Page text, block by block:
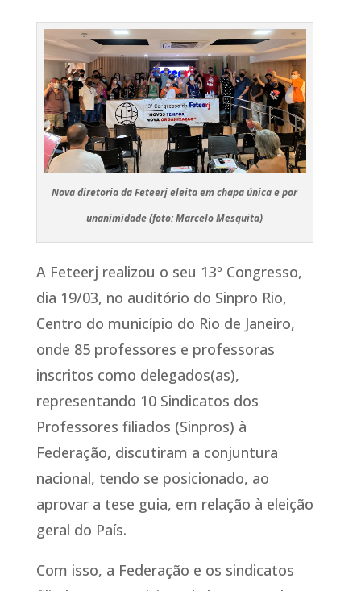
Nova diretoria da Feteerj eleita em chapa única e por
unanimidade (foto: Marcelo Mesquita)
A Feteerj realizou o seu 13º Congresso,
dia 19/03, no auditório do Sinpro Rio,
Centro do município do Rio de Janeiro,
onde 85 professores e professoras
inscritos como delegados(as),
representando 10 Sindicatos dos
Professores filiados (Sinpros) à
Federação, discutiram a conjuntura
nacional, tendo se posicionado, ao
aprovar a tese guia, em relação à eleição
geral do País.
Com isso, a Federação e os sindicatos